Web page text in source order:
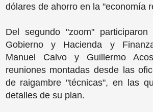
dólares de ahorro en la "economía
Del segundo "zoom"
Gobierno y Hacienda y
Manuel Calvo y Guillermo
reuniones montadas desde las
de raigambre "técnicas", en las
detalles de su plan.